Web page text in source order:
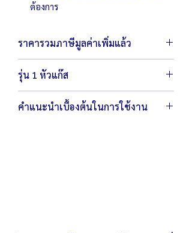
ต้องการ
ราคารวมภาษีมูลค่าเพิ่มแล้ว
รุ่น 1 หัวแก๊ส
ตัวเครื่องขนาด 74 x 35 x 50 ซม.
น้ำหนัก 26.3 กิโลกรัม
คำแนะนำเบื้องต้นในการใช้งาน